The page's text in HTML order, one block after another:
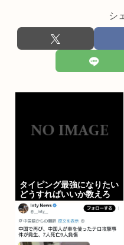
シ
タイピング最強になりたい
どうすればいいか教えろ